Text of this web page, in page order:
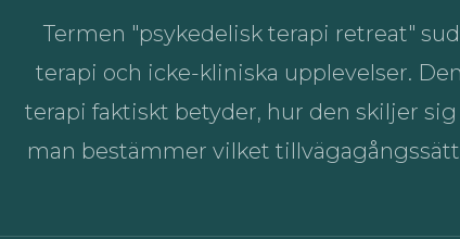
Termen "psykedelisk terapi retreat"
terapi och icke-kliniska upplevelser.
terapi faktiskt betyder, hur den skiljer
man bestämmer vilket